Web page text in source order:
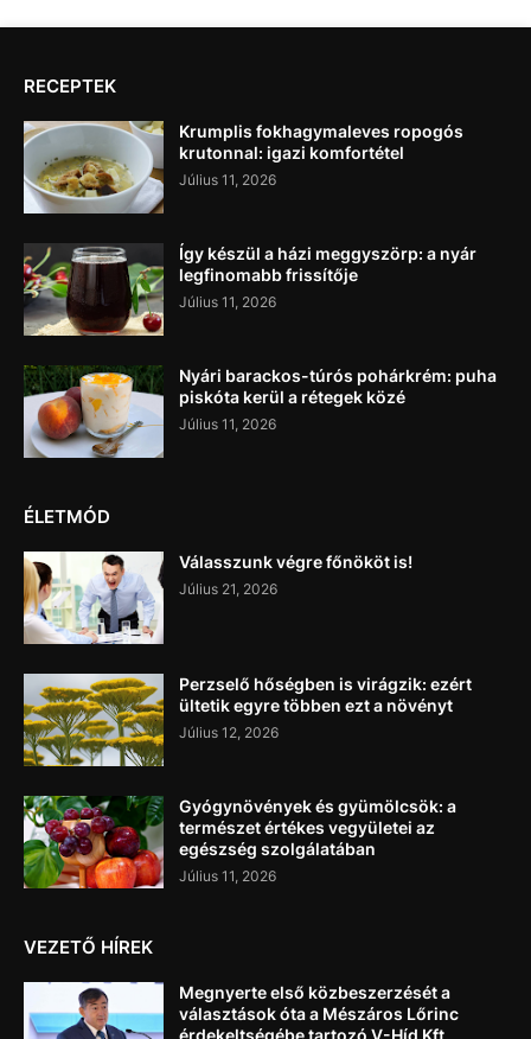
RECEPTEK
Krumplis fokhagymaleves ropogós
krutonnal: igazi komfortétel
Július 11, 2026
Így készül a házi meggyszörp: a nyár
legfinomabb frissítője
Július 11, 2026
Nyári barackos-túrós pohárkrém: puha
piskóta kerül a rétegek közé
Július 11, 2026
ÉLETMÓD
Válasszunk végre főnököt is!
Július 21, 2026
Perzselő hőségben is virágzik: ezért
ültetik egyre többen ezt a növényt
Július 12, 2026
Gyógynövények és gyümölcsök: a
természet értékes vegyületei az
egészség szolgálatában
Július 11, 2026
VEZETŐ HÍREK
Megnyerte első közbeszerzését a
választások óta a Mészáros Lőrinc
érdekeltségébe tartozó V-Híd Kft.